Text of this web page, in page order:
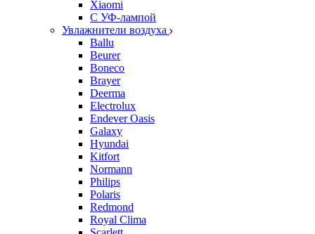
Xiaomi
С УФ-лампой
Увлажнители воздуха
Ballu
Beurer
Boneco
Brayer
Deerma
Electrolux
Endever Oasis
Galaxy
Hyundai
Kitfort
Normann
Philips
Polaris
Redmond
Royal Clima